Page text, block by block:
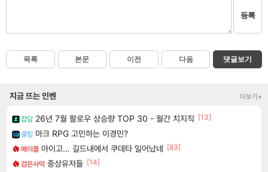
등록
목록 본문 이전 다음 댓글보기
지금 뜨는 인벤 더보기+
잡담 26년 7월 팔로우 상승량 TOP 30 - 월간 치지직 [13]
클립 마크 RPG 고민하는 이경민?
메이플 아이고... 길드내에서 쿠데타 일어났네 [83]
검은사막 중상유저들 [14]